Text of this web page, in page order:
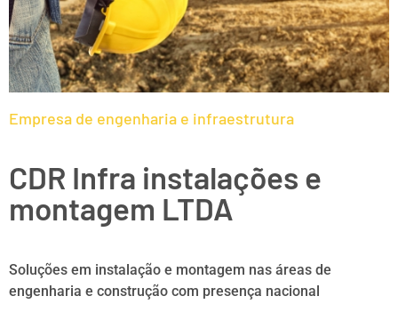
Empresa de engenharia e infraestrutura
CDR Infra instalações e
montagem LTDA
Soluções em instalação e montagem nas áreas de
engenharia e construção com presença nacional